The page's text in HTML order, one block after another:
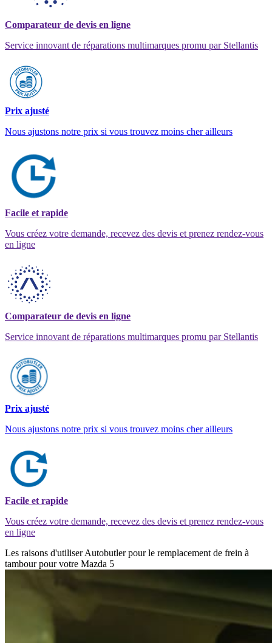
Comparateur de devis en ligne
Service innovant de réparations multimarques promu par Stellantis
Prix ajusté
Nous ajustons notre prix si vous trouvez moins cher ailleurs
Facile et rapide
Vous créez votre demande, recevez des devis et prenez rendez-vous
en ligne
Comparateur de devis en ligne
Service innovant de réparations multimarques promu par Stellantis
Prix ajusté
Nous ajustons notre prix si vous trouvez moins cher ailleurs
Facile et rapide
Vous créez votre demande, recevez des devis et prenez rendez-vous
en ligne
Les raisons d'utiliser Autobutler pour le remplacement de frein à
tambour pour votre Mazda 5